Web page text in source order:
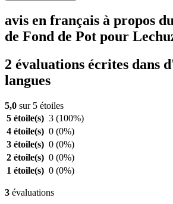
avis en français à propos
de Fond de Pot pour
2 évaluations écrites dans
langues
5,0 sur 5 étoiles
5 étoile(s) 3 (100%)
4 étoile(s) 0 (0%)
3 étoile(s) 0 (0%)
2 étoile(s) 0 (0%)
1 étoile(s) 0 (0%)
3 évaluations